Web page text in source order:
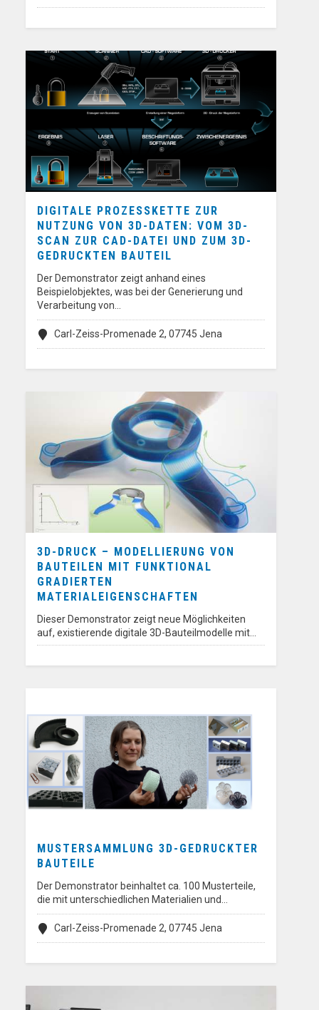
DIGITALE PROZESSKETTE ZUR
NUTZUNG VON 3D-DATEN: VOM 3D-
SCAN ZUR CAD-DATEI UND ZUM 3D-
GEDRUCKTEN BAUTEIL
Der Demonstrator zeigt anhand eines
Beispielobjektes, was bei der Generierung und
Verarbeitung von…
Carl-Zeiss-Promenade 2, 07745 Jena
3D-DRUCK – MODELLIERUNG VON
BAUTEILEN MIT FUNKTIONAL
GRADIERTEN
MATERIALEIGENSCHAFTEN
Dieser Demonstrator zeigt neue Möglichkeiten
auf, existierende digitale 3D-Bauteilmodelle mit…
MUSTERSAMMLUNG 3D-GEDRUCKTER
BAUTEILE
Der Demonstrator beinhaltet ca. 100 Musterteile,
die mit unterschiedlichen Materialien und…
Carl-Zeiss-Promenade 2, 07745 Jena